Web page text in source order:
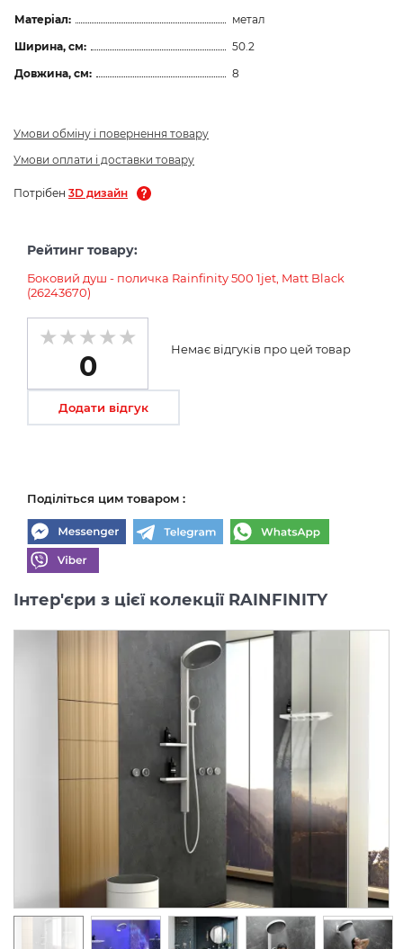
Матеріал:
метал
Ширина, см:
50.2
Довжина, см:
8
Умови обміну і повернення товару
Умови оплати і доставки товару
Потрібен 3D дизайн
Рейтинг товару:
Боковий душ - поличка Rainfinity 500 1jet, Matt Black
(26243670)
0
Немає відгуків про цей товар
Додати відгук
Поділіться цим товаром :
Інтер'єри з цієї колекції RAINFINITY